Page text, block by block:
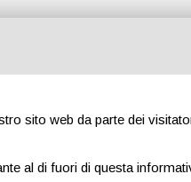
sito web da parte dei
al di fuori di questa